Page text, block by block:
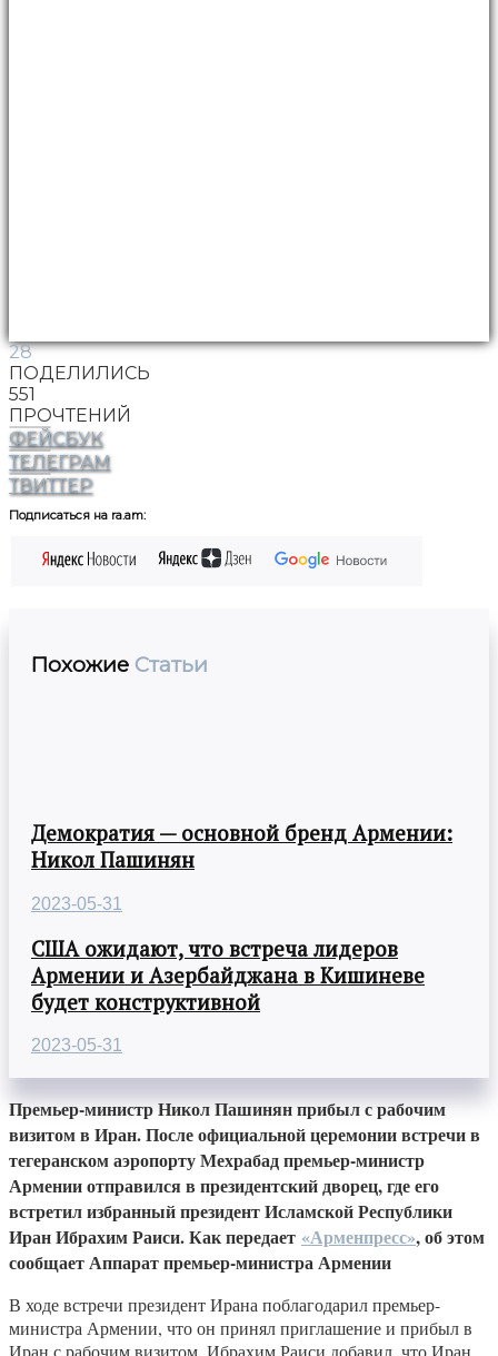
28
ПОДЕЛИЛИСЬ
551
ПРОЧТЕНИЙ
ФЕЙСБУК
ТЕЛЕГРАМ
ТВИТТЕР
Подписаться на ra.am:
Похожие Статьи
Демократия — основной бренд Армении:
Никол Пашинян
2023-05-31
США ожидают, что встреча лидеров
Армении и Азербайджана в Кишиневе
будет конструктивной
2023-05-31
Премьер-министр Никол Пашинян прибыл с рабочим
визитом в Иран. После официальной церемонии встречи в
тегеранском аэропорту Мехрабад премьер-министр
Армении отправился в президентский дворец, где его
встретил избранный президент Исламской Республики
Иран Ибрахим Раиси. Как передает «Арменпресс», об этом
сообщает Аппарат премьер-министра Армении
В ходе встречи президент Ирана поблагодарил премьер-
министра Армении, что он принял приглашение и прибыл в